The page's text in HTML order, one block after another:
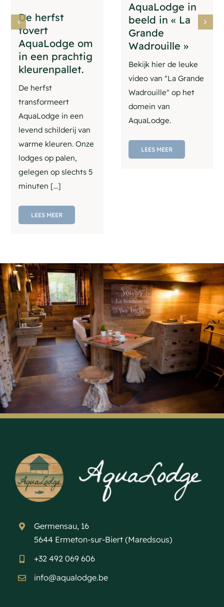
De herfst
tovert
AquaLodge om
in een prachtig
kleurenpallet.
De herfst
transformeert
AquaLodge in een
levend schilderij van
warme kleuren. Onze
lodges op palen,
gelegen op slechts 5
minuten [...]
LEES MEER
AquaLodge in
beeld in « La
Grande
Wadrouille »
Bekijk hier de leuke
video van "La Grande
Wadrouille" op het
domein van
AquaLodge.
LEES MEER
Germensau, 16
5644 Ermeton-sur-Biert (Maredsous)
+32 492 069 606
info@aqualodge.be